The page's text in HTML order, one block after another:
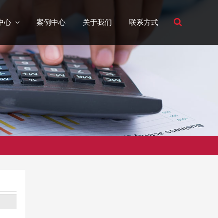
心 案例中心 关于我们 联系方式